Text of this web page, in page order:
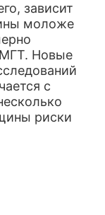
зависит
моложе
Новые
с
риски